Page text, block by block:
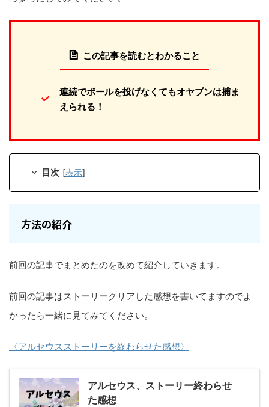
この記事を読むとわかること
連続でボールを投げなくてもオヤブンは捕ま
えられる！
目次 [表示]
方法の紹介
前回の記事でまとめたのを改めて紹介していきます。
前回の記事はストーリークリアした感想を書いてますのでよ
かったら一緒に見てみてください。
〈アルセウスストーリーを終わらせた感想〉
アルセウス、ストーリー終わらせ
た感想